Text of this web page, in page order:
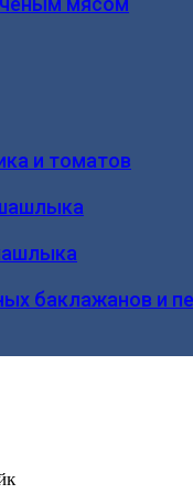
и томатов
баклажанов и